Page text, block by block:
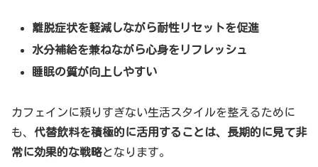
離脱症状を軽減しながら耐性リセットを促進
水分補給を兼ねながら心身をリフレッシュ
睡眠の質が向上しやすい
カフェインに頼りすぎない生活スタイルを整えるために
も、 代替飲料を積極的に活用することは、長期的に見て非
常に効果的な戦略となります。